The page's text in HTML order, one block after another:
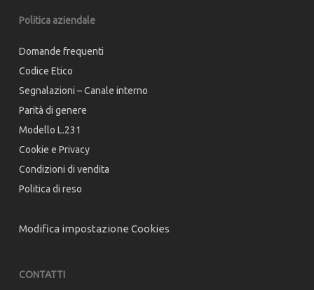
Politica aziendale
Domande frequenti
Codice Etico
Segnalazioni – Canale interno
Parità di genere
Modello L.231
Cookie e Privacy
Condizioni di vendita
Politica di reso
Modifica impostazione Cookies
CONTATTI